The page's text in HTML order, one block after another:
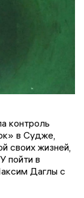
контроль
в Судже,
своих жизней,
пойти в
Даглы с